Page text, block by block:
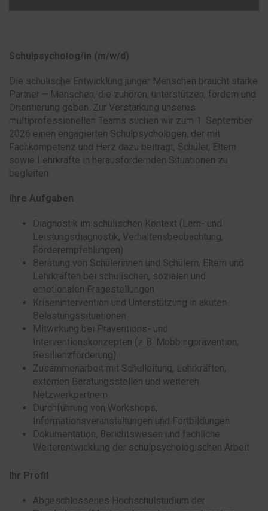
Schulpsycholog/in (m/w/d)
Die schulische Entwicklung junger Menschen braucht starke
Partner – Menschen, die zuhören, unterstützen, fördern und
Orientierung geben. Zur Verstärkung unseres
multiprofessionellen Teams suchen wir zum 1. September
2026 einen engagierten Schulpsychologen, der mit
Fachkompetenz und Herz dazu beiträgt, Schüler, Eltern
sowie Lehrkräfte in herausfordernden Situationen zu
begleiten.
Ihre Aufgaben
Diagnostik im schulischen Kontext (Lern- und
Leistungsdiagnostik, Verhaltensbeobachtung,
Förderempfehlungen)
Beratung von Schülerinnen und Schülern, Eltern und
Lehrkräften bei schulischen, sozialen und
emotionalen Fragestellungen
Krisenintervention und Unterstützung in akuten
Belastungssituationen
Mitwirkung bei Präventions- und
Interventionskonzepten (z. B. Mobbingprävention,
Resilienzförderung)
Zusammenarbeit mit Schulleitung, Lehrkräften,
externen Beratungsstellen und weiteren
Netzwerkpartnern
Durchführung von Workshops,
Informationsveranstaltungen und Fortbildungen
Dokumentation, Berichtswesen und fachliche
Weiterentwicklung der schulpsychologischen Arbeit
Ihr Profil
Abgeschlossenes Hochschulstudium der